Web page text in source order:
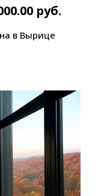
руб.
в Вырице